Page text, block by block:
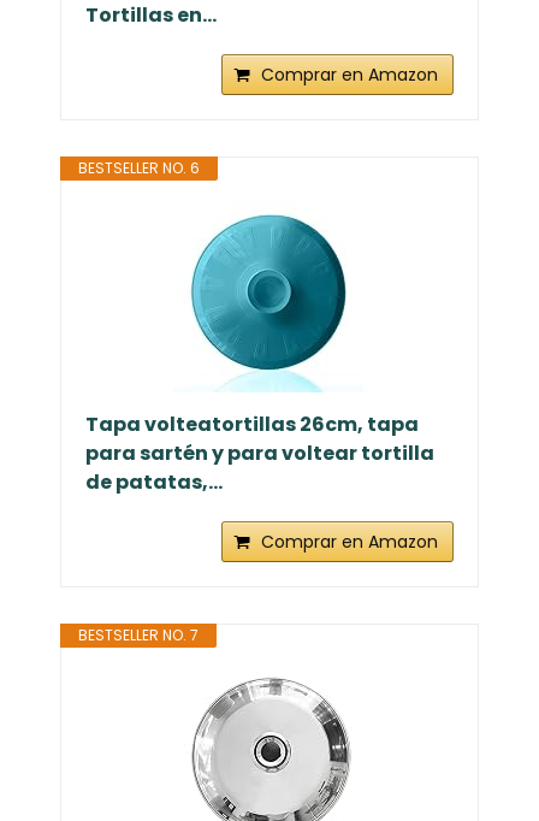
Tortillas en...
Comprar en Amazon
BESTSELLER NO. 6
Tapa volteatortillas 26cm, tapa
para sartén y para voltear tortilla
de patatas,...
Comprar en Amazon
BESTSELLER NO. 7